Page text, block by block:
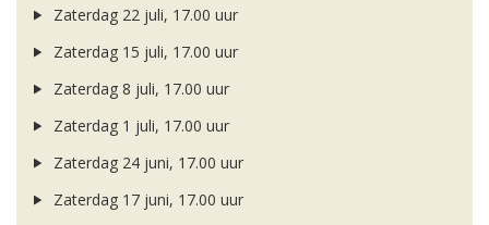
Zaterdag 22 juli, 17.00 uur
Zaterdag 15 juli, 17.00 uur
Zaterdag 8 juli, 17.00 uur
Zaterdag 1 juli, 17.00 uur
Zaterdag 24 juni, 17.00 uur
Zaterdag 17 juni, 17.00 uur